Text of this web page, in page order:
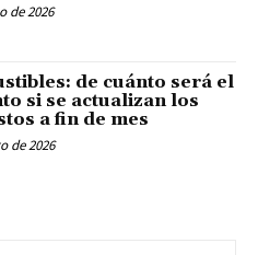
de 2026
de cuánto será el
si se actualizan los
a fin de mes
de 2026